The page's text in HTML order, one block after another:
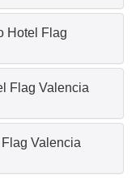
Hotel Flag
Flag Valencia
Valencia